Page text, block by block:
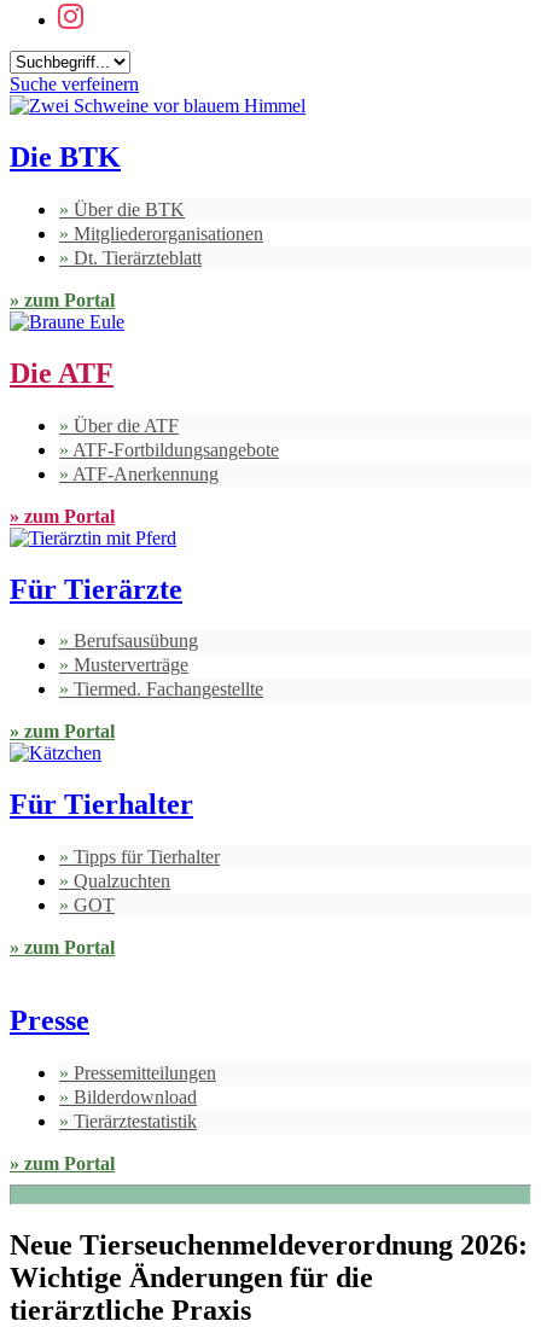
Suchbegriff
Suche verfeinern
Bundestierärztekammer
e.V.
Die BTK
Über die BTK
Mitgliederorganisationen
Dt. Tierärzteblatt
zum Portal
Die ATF
Über die ATF
ATF-Fortbildungsangebote
ATF-Anerkennung
zum Portal
Für Tierärzte
Berufsausübung
Musterverträge
Tiermed. Fachangestellte
zum Portal
Für Tierhalter
Tipps für Tierhalter
Qualzuchten
GOT
zum Portal
Presse
Pressemitteilungen
Bilderdownload
Tierärztestatistik
zum Portal
Neue Tierseuchenmeldeverordnung 2026:
Wichtige Änderungen für die
tierärztliche Praxis